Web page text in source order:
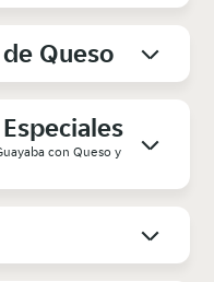
Queso
con Queso y